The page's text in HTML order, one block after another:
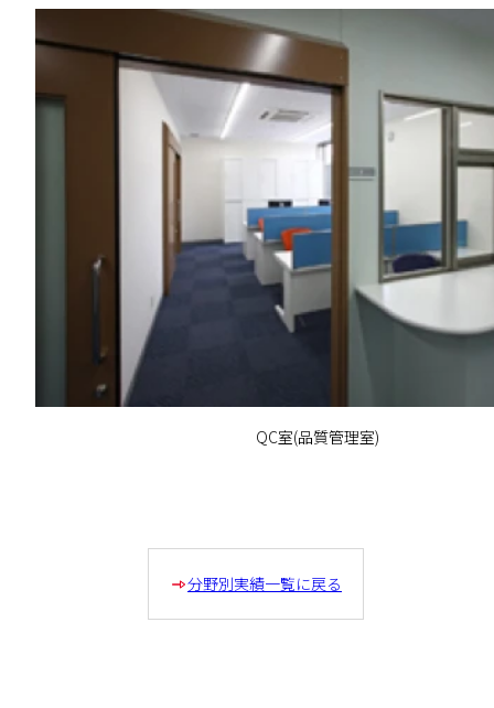
QC室(品質管理室)
分野別実績一覧に戻る